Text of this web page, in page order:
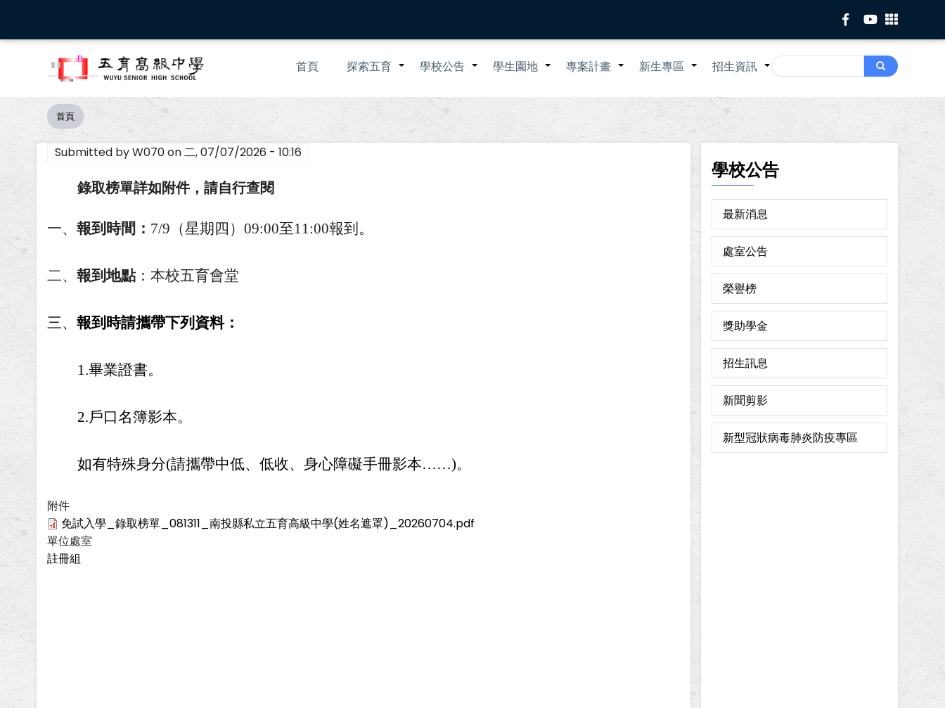
主
Search
Search
Main
navigation
首頁 +
探索五育 +
學校公告 +
學生園地 +
專案計畫 +
新生專區 +
招生資訊
導
航
連
首頁
Submitted byW070on二, 07/07/2026 - 10:16
錄取榜單詳如附件，請自行查閱
一、 報到時間： 7/9（星期四）09:00至11:00報到。
二、 報到地點：本校五育會堂
三、 報到時請攜帶下列資料：
1.畢業證書。
2.戶口名簿影本。
如有特殊身分(請攜帶中低、低收、身心障礙手冊影本……)。
附件
免試入學_錄取榜單_081311_南投縣私立五育高級中學(姓名遮罩)_20260704.pdf
單位處室
註冊組
學校公告
最新消息
處室公告
榮譽榜
獎助學金
招生訊息
新聞剪影
新型冠狀病毒肺炎防疫專區